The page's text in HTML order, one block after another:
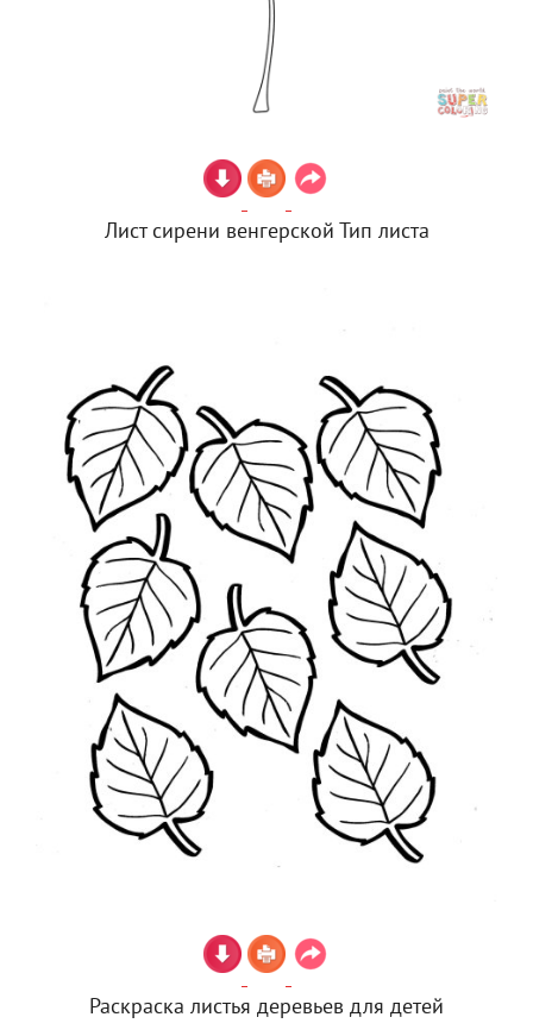
Лист сирени венгерской Тип листа
Раскраска листья деревьев для детей